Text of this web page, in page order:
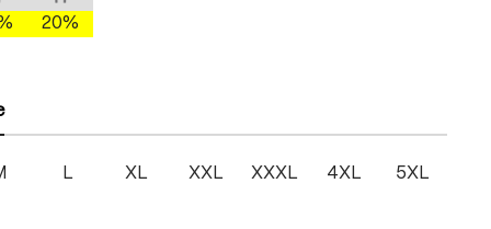
20%
L XL XXL XXXL 4XL 5XL